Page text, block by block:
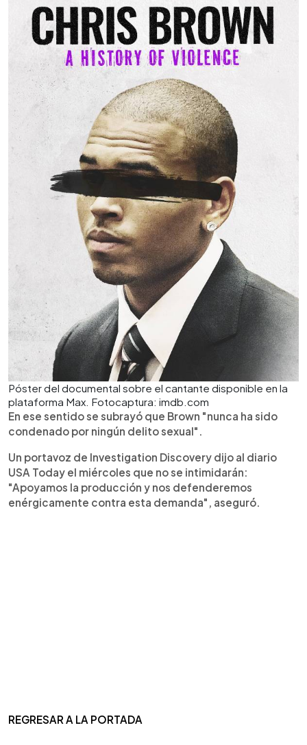
Póster del documental sobre el cantante disponible en la
plataforma Max. Fotocaptura: imdb.com
En ese sentido se subrayó que Brown "nunca ha sido
condenado por ningún delito sexual".
Un portavoz de Investigation Discovery dijo al diario
USA Today el miércoles que no se intimidarán:
"Apoyamos la producción y nos defenderemos
enérgicamente contra esta demanda", aseguró.
REGRESAR A LA PORTADA